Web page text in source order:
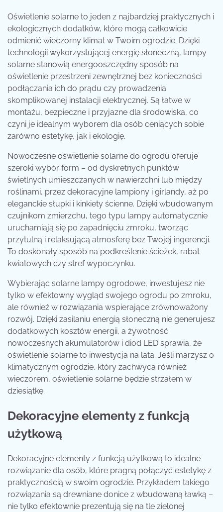
Oświetlenie solarne to jeden z najbardziej praktycznych i
ekologicznych dodatków, które mogą całkowicie
odmienić wieczorny klimat w Twoim ogrodzie. Dzięki
technologii wykorzystującej energię słoneczną, lampy
solarne stanowią energooszczędny sposób na
oświetlenie przestrzeni zewnętrznej bez konieczności
podłączania ich do prądu czy prowadzenia
skomplikowanej instalacji elektrycznej. Są łatwe w
montażu, bezpieczne i przyjazne dla środowiska, co
czyni je idealnym wyborem dla osób ceniących sobie
zarówno estetykę, jak i ekologię.
Nowoczesne oświetlenie solarne do ogrodu oferuje
szeroki wybór form – od dyskretnych punktów
świetlnych umieszczanych w nawierzchni lub między
roślinami, przez dekoracyjne lampiony i girlandy, aż po
eleganckie słupki i kinkiety ścienne. Dzięki wbudowanym
czujnikom zmierzchu, tego typu lampy automatycznie
uruchamiają się po zapadnięciu zmroku, tworząc
przytulną i relaksującą atmosferę bez Twojej ingerencji.
To doskonały sposób na podkreślenie ścieżek, rabat
kwiatowych czy stref wypoczynku.
Wybierając solarne lampy ogrodowe, inwestujesz nie
tylko w efektowny wygląd swojego ogrodu po zmroku,
ale również w rozwiązania wspierające zrównoważony
rozwój. Dzięki zasilaniu energią słoneczną nie generujesz
dodatkowych kosztów energii, a żywotność
nowoczesnych akumulatorów i diod LED sprawia, że
oświetlenie solarne to inwestycja na lata. Jeśli marzysz o
klimatycznym ogrodzie, który zachwyca również
wieczorem, oświetlenie solarne będzie strzałem w
dziesiątkę.
Dekoracyjne elementy z funkcją
użytkową
Dekoracyjne elementy z funkcją użytkową to idealne
rozwiązanie dla osób, które pragną połączyć estetykę z
praktycznością w swoim ogrodzie. Przykładem takiego
rozwiązania są drewniane donice z wbudowaną ławką –
nie tylko efektownie prezentują się na tle zielonej